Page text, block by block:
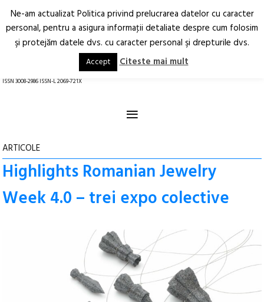
Arhitectură.
Oraș.
RO EN
ISSN 3008-2986 ISSN-L 2069-721X
≡
ARTICOLE
Highlights Romanian Jewelry
Week 4.0 – trei expo colective
Ne-am actualizat Politica privind prelucrarea datelor cu caracter
personal, pentru a asigura informaţii detaliate despre cum folosim
şi protejăm datele dvs. cu caracter personal şi drepturile dvs.
Accept Citeste mai mult